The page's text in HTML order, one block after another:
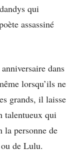
qui
assassiné
anniversaire dans
lorsqu’ils ne
grands, il laisse
talentueux qui
la personne de
de Lulu.